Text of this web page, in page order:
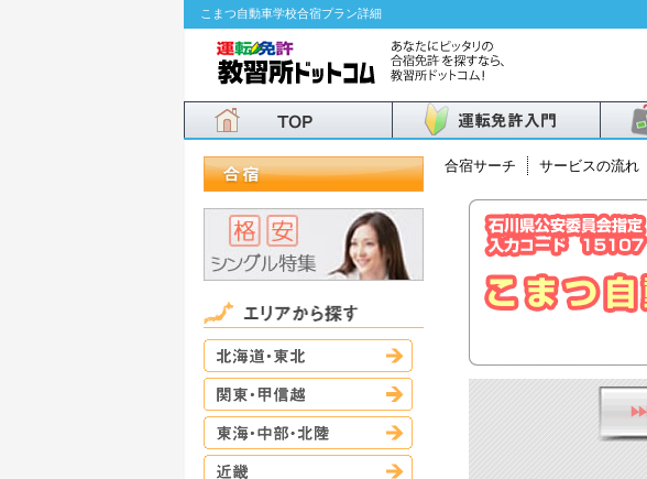
こまつ自動車学校合宿プラン詳細
合宿サーチ サービスの流れ